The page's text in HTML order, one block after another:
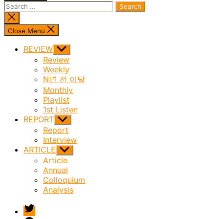
Search
for:
Close
search
Close Menu
REVIEW Show
sub
menu
Review
Weekly
N년 전 이달
Monthly
Playlist
1st Listen
REPORT Show
sub
menu
Report
Interview
ARTICLE Show
sub
menu
Article
Annual
Colloquium
Analysis
twitter